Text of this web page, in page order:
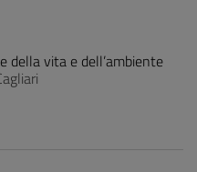
della vita e dell’ambiente